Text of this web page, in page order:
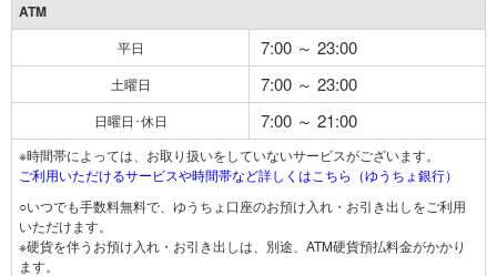
ATM
平日 7:00 ～ 23:00
土曜日 7:00 ～ 23:00
日曜日･休日 7:00 ～ 21:00
※時間帯によっては、お取り扱いをしていないサービスがございます。
ご利用いただけるサービスや時間帯など詳しくはこちら（ゆうちょ銀行）
○いつでも手数料無料で、ゆうちょ口座のお預け入れ・お引き出しをご利用
いただけます。
※硬貨を伴うお預け入れ・お引き出しは、別途、ATM硬貨預払料金がかかり
ます。